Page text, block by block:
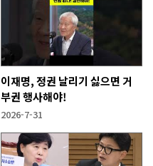
이재명, 정권 날리기 싫으면 거
부권 행사해야!
2026-7-31